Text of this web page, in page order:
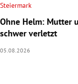
Steiermark
Ohne Helm: Mutter
schwer verletzt
05.08.2026